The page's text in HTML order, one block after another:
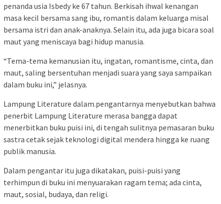
penanda usia Isbedy ke 67 tahun. Berkisah ihwal kenangan
masa kecil bersama sang ibu, romantis dalam keluarga misal
bersama istri dan anak-anaknya. Selain itu, ada juga bicara soal
maut yang meniscaya bagi hidup manusia.
“Tema-tema kemanusian itu, ingatan, romantisme, cinta, dan
maut, saling bersentuhan menjadi suara yang saya sampaikan
dalam buku ini,” jelasnya.
Lampung Literature dalam.pengantarnya menyebutkan bahwa
penerbit Lampung Literature merasa bangga dapat
menerbitkan buku puisi ini, di tengah sulitnya pemasaran buku
sastra cetak sejak teknologi digital mendera hingga ke ruang
publik manusia.
Dalam pengantar itu juga dikatakan, puisi-puisi yang
terhimpun di buku ini menyuarakan ragam tema; ada cinta,
maut, sosial, budaya, dan religi.